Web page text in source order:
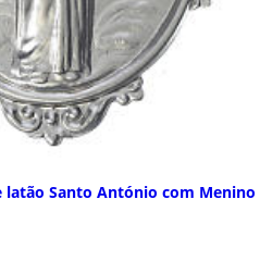
latão Santo António com Menino